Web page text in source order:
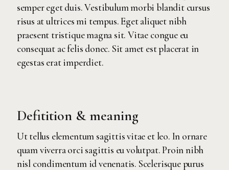
semper eget duis. Vestibulum morbi blandit cursus
risus at ultrices mi tempus. Eget aliquet nibh
praesent tristique magna sit. Vitae congue eu
consequat ac felis donec. Sit amet est placerat in
egestas erat imperdiet.
Defitition & meaning
Ut tellus elementum sagittis vitae et leo. In ornare
quam viverra orci sagittis eu volutpat. Proin nibh
nisl condimentum id venenatis. Scelerisque purus